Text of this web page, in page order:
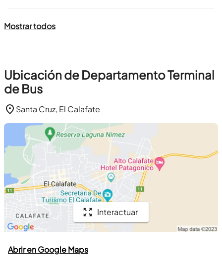
Mostrar todos
Ubicación de Departamento Terminal
de Bus
Santa Cruz, El Calafate
Interactuar
Abrir en Google Maps